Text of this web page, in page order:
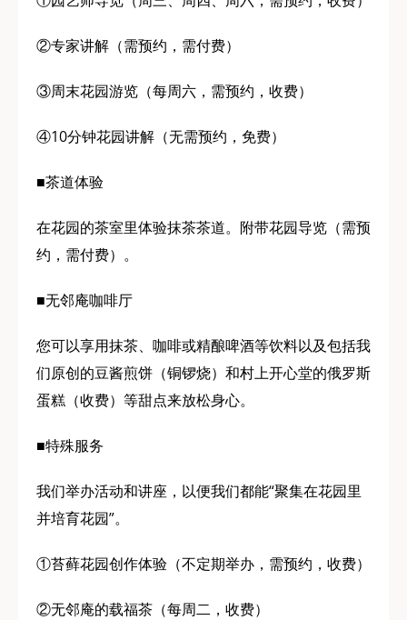
②专家讲解（需预约，需付费）
③周末花园游览（每周六，需预约，收费）
④10分钟花园讲解（无需预约，免费）
■茶道体验
在花园的茶室里体验抹茶茶道。附带花园导览（需预
约，需付费）。
■无邻庵咖啡厅
您可以享用抹茶、咖啡或精酿啤酒等饮料以及包括我
们原创的豆酱煎饼（铜锣烧）和村上开心堂的俄罗斯
蛋糕（收费）等甜点来放松身心。
■特殊服务
我们举办活动和讲座，以便我们都能“聚集在花园里
并培育花园”。
①苔藓花园创作体验（不定期举办，需预约，收费）
②无邻庵的载福茶（每周二，收费）